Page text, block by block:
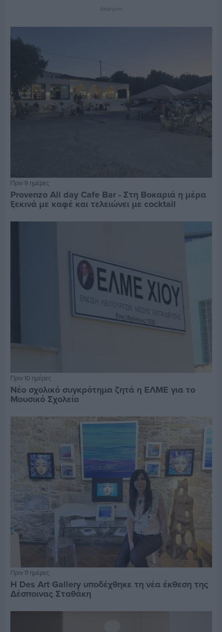
Διαφήμιση
Πριν 9 ημέρες
Provenzo All day Cafe Bar - Στη Βοκαριά η μέρα
ξεκινά με καφέ και τελειώνει με cocktail
Πριν 10 ημέρες
Νέο σχολικό συγκρότημα ζητά η ΕΛΜΕ για το
Μουσικό Σχολείο
Πριν 11 ημέρες
Η Des Art Gallery υποδέχθηκε τη νέα έκθεση της
Δέσποινας Σταθάκη